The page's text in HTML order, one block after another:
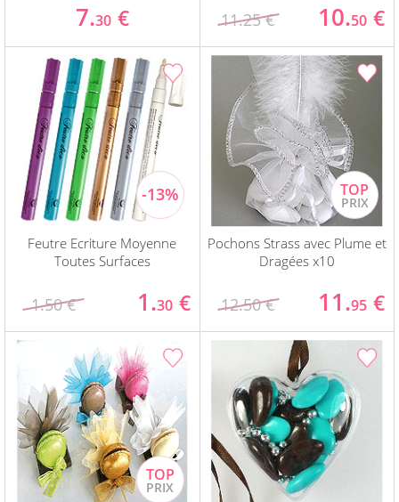
7.30 € 11.25 € 10.50 €
Feutre Ecriture Moyenne
Toutes Surfaces
1.50 € 1.30 €
Pochons Strass avec Plume et
Dragées x10
12.50 € 11.95 €